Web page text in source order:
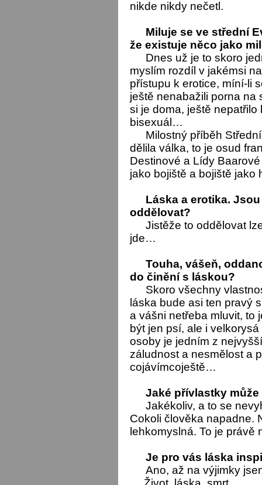
nikde nikdy nečetl.
Miluje se ve střední
že existuje něco jako
Dnes už je to skoro
myslím rozdíl v jakémsi
přístupu k erotice, míní-li
ještě nenabažili porna na
si je doma, ještě
bisexuál…
Milostný příběh
dělila válka, to je osud
Destinové a Lídy
jako bojiště a bojiště jako
Láska a erotika.
oddělovat?
Jistěže to oddělovat
jde…
Touha, vášeň,
do činění s láskou?
Skoro všechny
láska bude asi ten pravý
a vášni netřeba mluvit, to
být jen psí, ale i
osoby je jedním z
záludnost a nesmělost a
cojávímcoještě…
Jaké přívlastky může
Jakékoliv, a to se
Cokoli člověka napadne.
lehkomyslná. To je právě
Je pro vás láska
Ano, až na výjimky